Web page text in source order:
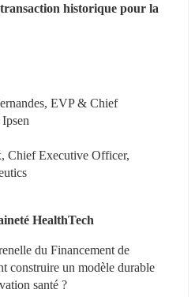
historique pour la
EVP & Chief
Chief Executive Officer,
HealthTech
du Financement de
construire un modèle durable
santé ?